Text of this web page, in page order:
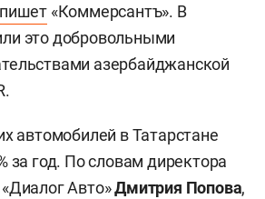
пишет «Коммерсантъ». В
это добровольными
азербайджанской
автомобилей в Татарстане
за год. По словам директора
Авто»Дмитрия Попова,